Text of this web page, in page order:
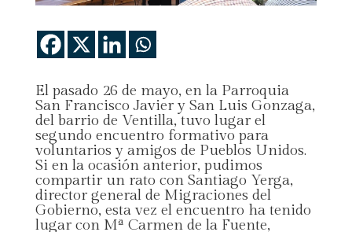
El pasado 26 de mayo, en la Parroquia
San Francisco Javier y San Luis Gonzaga,
del barrio de Ventilla, tuvo lugar el
segundo encuentro formativo para
voluntarios y amigos de Pueblos Unidos.
Si en la ocasión anterior, pudimos
compartir un rato con Santiago Yerga,
director general de Migraciones del
Gobierno, esta vez el encuentro ha tenido
lugar con Mª Carmen de la Fuente,